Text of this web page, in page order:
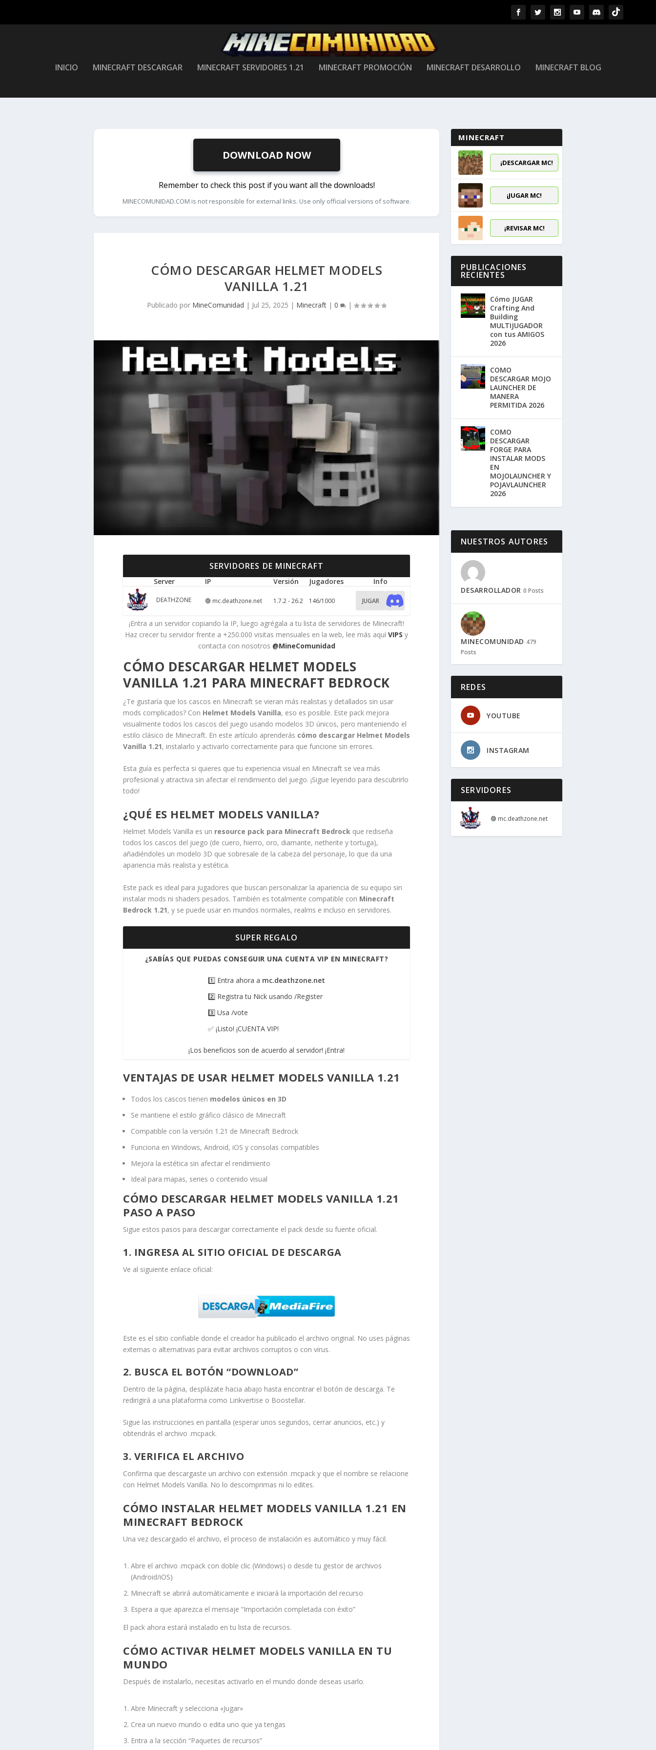
INICIO MINECRAFT DESCARGAR MINECRAFT SERVIDORES 1.21 MINECRAFT PROMOCIÓN MINECRAFT DESARROLLO MINECRAFT BLOG
DOWNLOAD NOW
Remember to check this post if you want all the downloads!
MINECOMUNIDAD.COM is not responsible for external links. Use only official versions of software.
CÓMO DESCARGAR HELMET MODELS
VANILLA 1.21
Publicado por MineComunidad | Jul 25, 2025 | Minecraft | 0 |
SERVIDORES DE MINECRAFT
Server IP Versión Jugadores Info
DEATHZONE 🟢 mc.deathzone.net 1.7.2 - 26.2 146/1000 JUGAR
¡Entra a un servidor copiando la IP, luego agrégala a tu lista de servidores de Minecraft!
Haz crecer tu servidor frente a +250.000 visitas mensuales en la web, lee más aquí VIPS y
contacta con nosotros @MineComunidad
CÓMO DESCARGAR HELMET MODELS
VANILLA 1.21 PARA MINECRAFT BEDROCK
¿Te gustaría que los cascos en Minecraft se vieran más realistas y detallados sin usar
mods complicados? Con Helmet Models Vanilla, eso es posible. Este pack mejora
visualmente todos los cascos del juego usando modelos 3D únicos, pero manteniendo el
estilo clásico de Minecraft. En este artículo aprenderás cómo descargar Helmet Models
Vanilla 1.21, instalarlo y activarlo correctamente para que funcione sin errores.
Esta guía es perfecta si quieres que tu experiencia visual en Minecraft se vea más
profesional y atractiva sin afectar el rendimiento del juego. ¡Sigue leyendo para descubrirlo
todo!
¿QUÉ ES HELMET MODELS VANILLA?
Helmet Models Vanilla es un resource pack para Minecraft Bedrock que rediseña
todos los cascos del juego (de cuero, hierro, oro, diamante, netherite y tortuga),
añadiéndoles un modelo 3D que sobresale de la cabeza del personaje, lo que da una
apariencia más realista y estética.
Este pack es ideal para jugadores que buscan personalizar la apariencia de su equipo sin
instalar mods ni shaders pesados. También es totalmente compatible con Minecraft
Bedrock 1.21, y se puede usar en mundos normales, realms e incluso en servidores.
SUPER REGALO
¿SABÍAS QUE PUEDAS CONSEGUIR UNA CUENTA VIP EN MINECRAFT?
1️⃣ Entra ahora a mc.deathzone.net
2️⃣ Registra tu Nick usando /Register
3️⃣ Usa /vote
✅ ¡Listo! ¡CUENTA VIP!
¡Los beneficios son de acuerdo al servidor! ¡Entra!
VENTAJAS DE USAR HELMET MODELS VANILLA 1.21
Todos los cascos tienen modelos únicos en 3D
Se mantiene el estilo gráfico clásico de Minecraft
Compatible con la versión 1.21 de Minecraft Bedrock
Funciona en Windows, Android, iOS y consolas compatibles
Mejora la estética sin afectar el rendimiento
Ideal para mapas, series o contenido visual
CÓMO DESCARGAR HELMET MODELS VANILLA 1.21
PASO A PASO
Sigue estos pasos para descargar correctamente el pack desde su fuente oficial.
1. INGRESA AL SITIO OFICIAL DE DESCARGA
Ve al siguiente enlace oficial:
Este es el sitio confiable donde el creador ha publicado el archivo original. No uses páginas
externas o alternativas para evitar archivos corruptos o con virus.
2. BUSCA EL BOTÓN “DOWNLOAD”
Dentro de la página, desplázate hacia abajo hasta encontrar el botón de descarga. Te
redirigirá a una plataforma como Linkvertise o Boostellar.
Sigue las instrucciones en pantalla (esperar unos segundos, cerrar anuncios, etc.) y
obtendrás el archivo .mcpack.
3. VERIFICA EL ARCHIVO
Confirma que descargaste un archivo con extensión .mcpack y que el nombre se relacione
con Helmet Models Vanilla. No lo descomprimas ni lo edites.
CÓMO INSTALAR HELMET MODELS VANILLA 1.21 EN
MINECRAFT BEDROCK
Una vez descargado el archivo, el proceso de instalación es automático y muy fácil.
Abre el archivo .mcpack con doble clic (Windows) o desde tu gestor de archivos
(Android/iOS)
Minecraft se abrirá automáticamente e iniciará la importación del recurso
Espera a que aparezca el mensaje “Importación completada con éxito”
El pack ahora estará instalado en tu lista de recursos.
CÓMO ACTIVAR HELMET MODELS VANILLA EN TU
MUNDO
Después de instalarlo, necesitas activarlo en el mundo donde deseas usarlo.
Abre Minecraft y selecciona «Jugar»
Crea un nuevo mundo o edita uno que ya tengas
Entra a la sección “Paquetes de recursos”
MINECRAFT
¡DESCARGAR MC!
¡JUGAR MC!
¡REVISAR MC!
PUBLICACIONES
RECIENTES
Cómo JUGAR
Crafting And
Building
MULTIJUGADOR
con tus AMIGOS
2026
COMO
DESCARGAR MOJO
LAUNCHER DE
MANERA
PERMITIDA 2026
COMO
DESCARGAR
FORGE PARA
INSTALAR MODS
EN
MOJOLAUNCHER Y
POJAVLAUNCHER
2026
NUESTROS AUTORES
DESARROLLADOR 0 Posts
MINECOMUNIDAD 479
Posts
REDES
YOUTUBE
INSTAGRAM
SERVIDORES
🟢 mc.deathzone.net